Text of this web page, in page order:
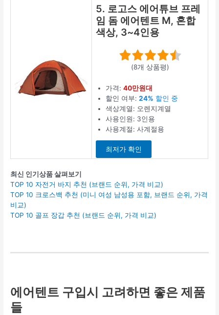
5. 로고스 에어튜브 프레
임 돔 에어텐트 M, 혼합
색상, 3~4인용
(8개 상품평)
가격:40만원대
할인 여부:24% 할인 중
색상계열: 오렌지계열
사용인원: 3인용
사용계절: 사계절용
최저가 확인
최신 인기상품 살펴보기
TOP 10 자전거 바지 추천 (브랜드 순위, 가격 비교)
TOP 10 크로스백 추천 (미니 여성 남성용 포함, 브랜드 순위, 가격
비교)
TOP 10 골프 장갑 추천 (브랜드 순위, 가격 비교)
에어텐트 구입시 고려하면 좋은 제품
들